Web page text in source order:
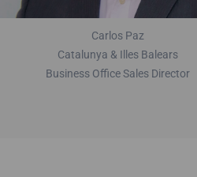
Carlos Paz
Catalunya & Illes Balears
Business Office Sales Director